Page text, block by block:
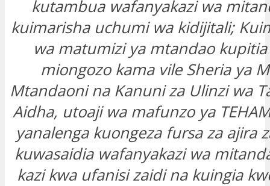
kutambua wafanyakazi wa
kuimarisha uchumi wa kidijitali;
wa matumizi ya mtandao
miongozo kama vile Sheria ya
Mtandaoni na Kanuni za Ulinzi wa
Aidha, utoaji wa mafunzo ya
yanalenga kuongeza fursa za ajira
kuwasaidia wafanyakazi wa
kazi kwa ufanisi zaidi na kuingia